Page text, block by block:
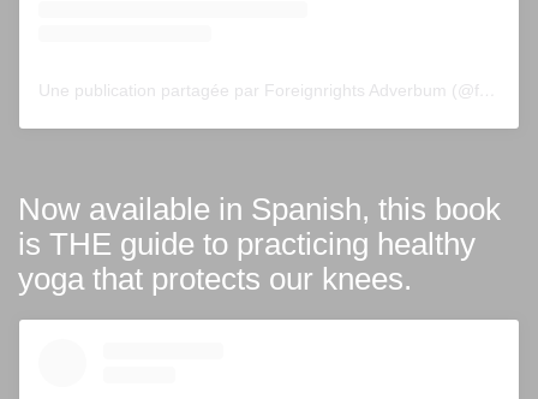
Now available in Spanish, this book
is THE guide to practicing healthy
yoga that protects our knees.